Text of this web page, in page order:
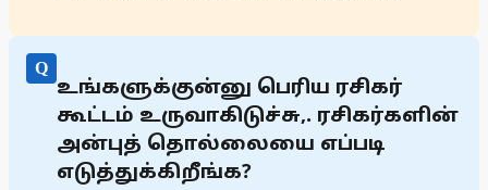
Q
உங்களுக்குன்னு பெரிய ரசிகர்
கூட்டம் உருவாகிடுச்சு,. ரசிகர்களின்
அன்புத் தொல்லையை எப்படி
எடுத்துக்கிறீங்க?